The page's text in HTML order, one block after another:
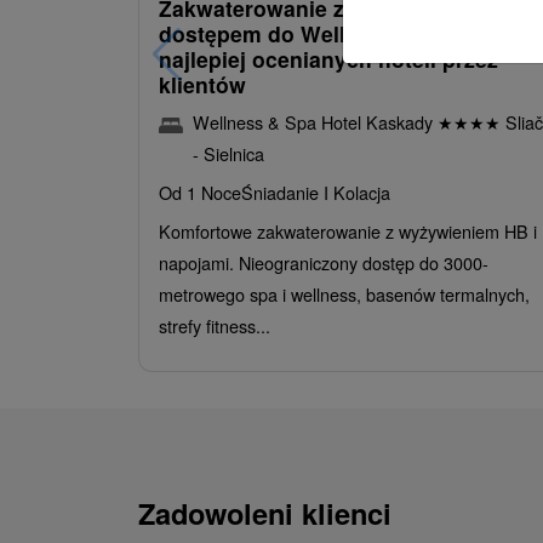
Zakwaterowanie z obiadokolacją i
dostępem do Wellness i Spa: Jeden z
najlepiej ocenianych hoteli przez
klientów
Wellness & Spa Hotel Kaskady ★★★★ Sliač
- Sielnica
Od 1 NoceŚniadanie I Kolacja
Komfortowe zakwaterowanie z wyżywieniem HB i
napojami. Nieograniczony dostęp do 3000-
metrowego spa i wellness, basenów termalnych,
strefy fitness...
Zadowoleni klienci